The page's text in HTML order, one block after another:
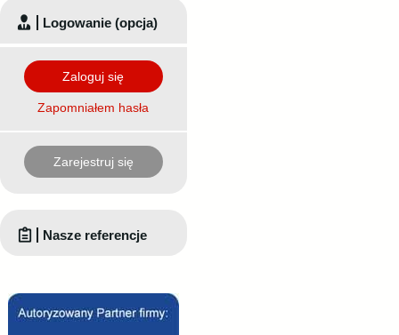
Logowanie (opcja)
Zaloguj się
Zapomniałem hasła
Zarejestruj się
Nasze referencje